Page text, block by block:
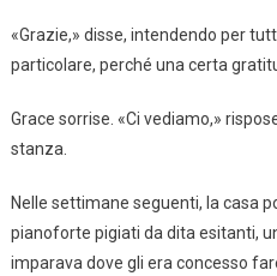
«Grazie,» disse, intendendo per
particolare, perché una certa
Grace sorrise. «Ci vediamo,»
stanza.
Nelle settimane seguenti, la casa
pianoforte pigiati da dita esitanti,
imparava dove gli era concesso